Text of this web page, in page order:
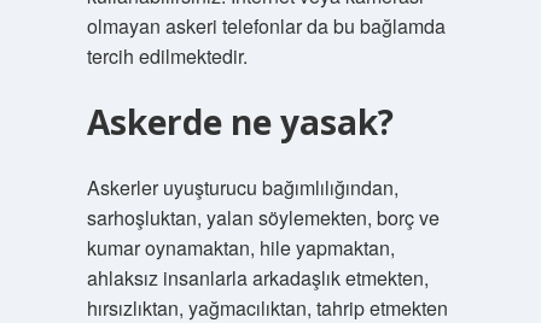
olmayan askeri telefonlar da bu bağlamda
tercih edilmektedir.
Askerde ne yasak?
Askerler uyuşturucu bağımlılığından,
sarhoşluktan, yalan söylemekten, borç ve
kumar oynamaktan, hile yapmaktan,
ahlaksız insanlarla arkadaşlık etmekten,
hırsızlıktan, yağmacılıktan, tahrip etmekten